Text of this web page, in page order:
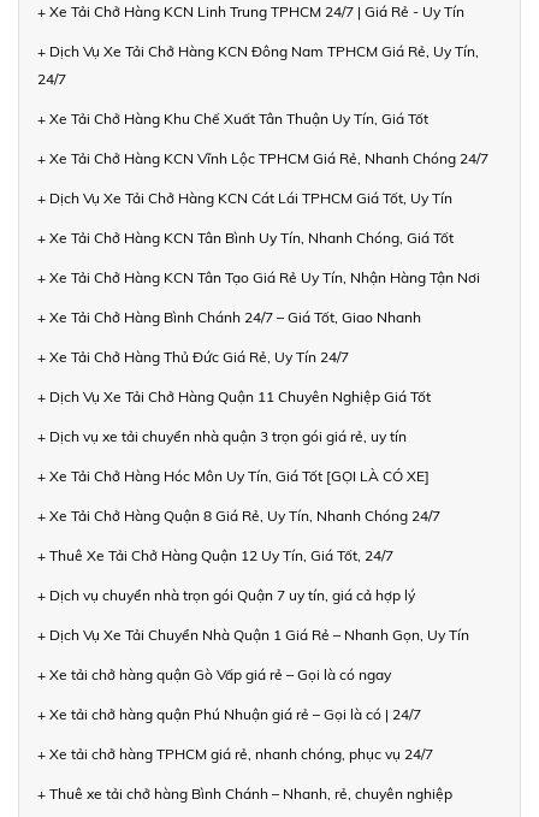
+ Xe Tải Chở Hàng KCN Linh Trung TPHCM 24/7 | Giá Rẻ - Uy Tín
+ Dịch Vụ Xe Tải Chở Hàng KCN Đông Nam TPHCM Giá Rẻ, Uy Tín,
24/7
+ Xe Tải Chở Hàng Khu Chế Xuất Tân Thuận Uy Tín, Giá Tốt
+ Xe Tải Chở Hàng KCN Vĩnh Lộc TPHCM Giá Rẻ, Nhanh Chóng 24/7
+ Dịch Vụ Xe Tải Chở Hàng KCN Cát Lái TPHCM Giá Tốt, Uy Tín
+ Xe Tải Chở Hàng KCN Tân Bình Uy Tín, Nhanh Chóng, Giá Tốt
+ Xe Tải Chở Hàng KCN Tân Tạo Giá Rẻ Uy Tín, Nhận Hàng Tận Nơi
+ Xe Tải Chở Hàng Bình Chánh 24/7 – Giá Tốt, Giao Nhanh
+ Xe Tải Chở Hàng Thủ Đức Giá Rẻ, Uy Tín 24/7
+ Dịch Vụ Xe Tải Chở Hàng Quận 11 Chuyên Nghiệp Giá Tốt
+ Dịch vụ xe tải chuyển nhà quận 3 trọn gói giá rẻ, uy tín
+ Xe Tải Chở Hàng Hóc Môn Uy Tín, Giá Tốt [GỌI LÀ CÓ XE]
+ Xe Tải Chở Hàng Quận 8 Giá Rẻ, Uy Tín, Nhanh Chóng 24/7
+ Thuê Xe Tải Chở Hàng Quận 12 Uy Tín, Giá Tốt, 24/7
+ Dịch vụ chuyển nhà trọn gói Quận 7 uy tín, giá cả hợp lý
+ Dịch Vụ Xe Tải Chuyển Nhà Quận 1 Giá Rẻ – Nhanh Gọn, Uy Tín
+ Xe tải chở hàng quận Gò Vấp giá rẻ – Gọi là có ngay
+ Xe tải chở hàng quận Phú Nhuận giá rẻ – Gọi là có | 24/7
+ Xe tải chở hàng TPHCM giá rẻ, nhanh chóng, phục vụ 24/7
+ Thuê xe tải chở hàng Bình Chánh – Nhanh, rẻ, chuyên nghiệp